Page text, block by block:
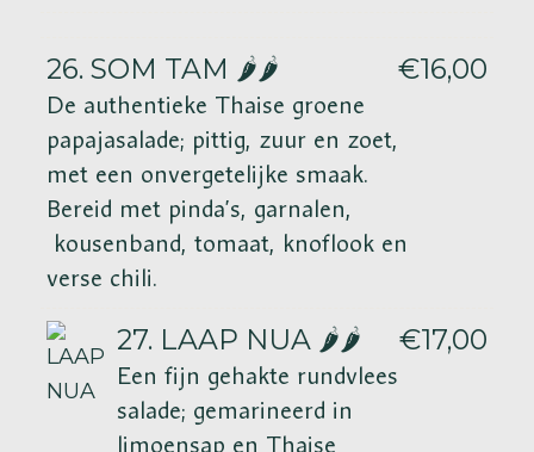
26. SOM TAM 🌶️🌶️ €16,00
De authentieke Thaise groene
papajasalade; pittig, zuur en zoet,
met een onvergetelijke smaak.
Bereid met pinda’s, garnalen,
kousenband, tomaat, knoflook en
verse chili.
27. LAAP NUA 🌶️🌶️ €17,00
Een fijn gehakte rundvlees
salade; gemarineerd in
limoensap en Thaise